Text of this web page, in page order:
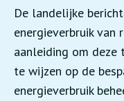
De landelijke
energieverbruik van
aanleiding om deze
te wijzen op de
energieverbruik